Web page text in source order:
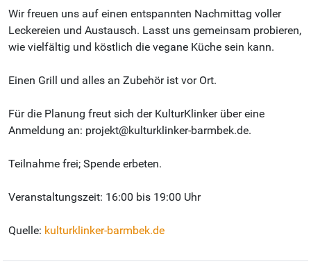
Wir freuen uns auf einen entspannten Nachmittag voller
Leckereien und Austausch. Lasst uns gemeinsam probieren,
wie vielfältig und köstlich die vegane Küche sein kann.
Einen Grill und alles an Zubehör ist vor Ort.
Für die Planung freut sich der KulturKlinker über eine
Anmeldung an: projekt@kulturklinker-barmbek.de.
Teilnahme frei; Spende erbeten.
Veranstaltungszeit: 16:00 bis 19:00 Uhr
Quelle: kulturklinker-barmbek.de